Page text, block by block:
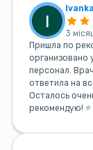
3
Пришла по
организовано
персонал.
ответила на
Осталось
рекомендую! ⭐